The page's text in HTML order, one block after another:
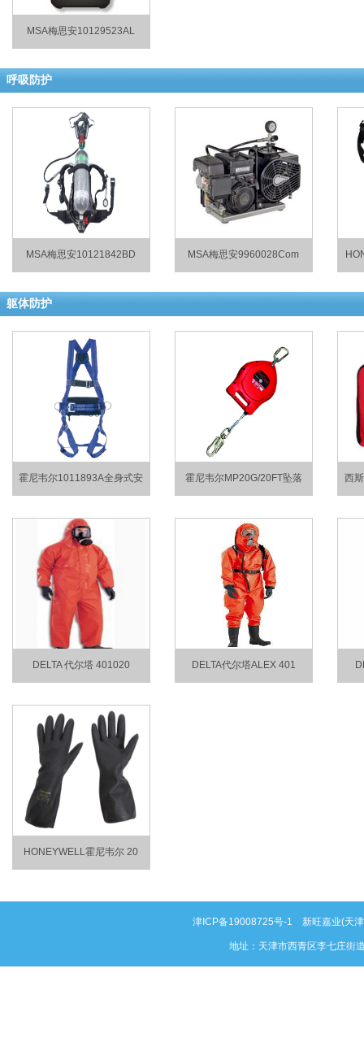
MSA梅思安10129523AL
呼吸防护
MSA梅思安10121842BD MSA梅思安9960028Com
躯体防护
霍尼韦尔1011893A全身式安 霍尼韦尔MP20G/20FT坠落 西
DELTA 代尔塔 401020 DELTA代尔塔ALEX 401
HONEYWELL霍尼韦尔 20
津ICP备19008725号-1 新旺嘉业(天
地址：天津市西青区李七庄街